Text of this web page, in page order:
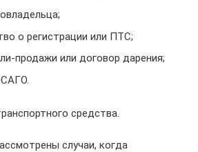
о регистрации или ПТС;
продажи или договор дарения;
средства.
случаи, когда